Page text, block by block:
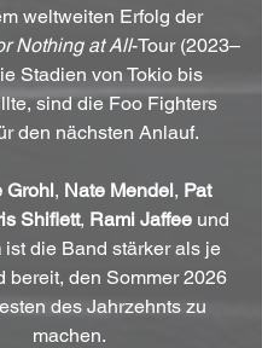
weltweiten Erfolg der
Nothing at All-Tour (2023–
Stadien von Tokio bis
sind die Foo Fighters
den nächsten Anlauf.
Grohl, Nate Mendel, Pat
Shiflett, Rami Jaffee und
ist die Band stärker als je
bereit, den Sommer 2026
des Jahrzehnts zu
machen.